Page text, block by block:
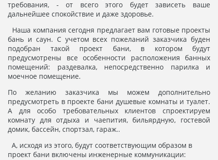
требования, - от всего этого будет зависеть ваше
дальнейшее спокойствие и даже здоровье.
Наша компания сегодня предлагает вам готовые проекты
бань и саун. С учетом всех пожеланий заказчика буден
подобран такой проект бани, в котором будут
предусмотрены все особенности расположения банных
помещений: раздевалка, непосредственно парилка и
моечное помещение.
По желанию заказчика мы можем дополнительно
предусмотреть в проекте бани душевыe комнаты и туалет.
А для особо требовательных клиентов спроектируем
комнату для отдыха и чаепития, бильярдную, гостевой
домик, бассейн, спортзал, гараж..
А, исходя из этого, будут соответствующим образом в
проект бани включены инженерные коммуникации: